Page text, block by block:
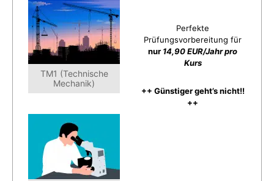
TM1 (Technische
Mechanik)
Perfekte
Prüfungsvorbereitung für
nur 14,90 EUR/Jahr pro
Kurs
++ Günstiger geht’s nicht!!
++